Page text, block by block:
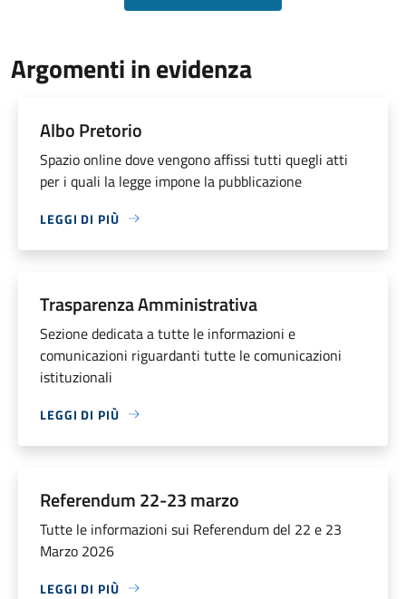
Argomenti in evidenza
Albo Pretorio
Spazio online dove vengono affissi tutti quegli atti
per i quali la legge impone la pubblicazione
LEGGI DI PIÙ
Trasparenza Amministrativa
Sezione dedicata a tutte le informazioni e
comunicazioni riguardanti tutte le comunicazioni
istituzionali
LEGGI DI PIÙ
Referendum 22-23 marzo
Tutte le informazioni sui Referendum del 22 e 23
Marzo 2026
LEGGI DI PIÙ